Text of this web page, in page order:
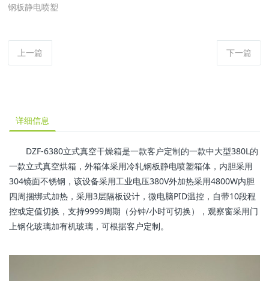
钢板静电喷塑
上一篇 下一篇
详细信息
DZF-6380立式真空干燥箱是一款客户定制的一款中大型380L的
一款立式真空烘箱，外箱体采用冷轧钢板静电喷塑箱体，内胆采用
304镜面不锈钢，该设备采用工业电压380V外加热采用4800W内胆
四周捆绑式加热，采用3层隔板设计，微电脑PID温控，自带10段程
控或定值切换，支持9999周期（分钟/小时可切换），观察窗采用门
上钢化玻璃加有机玻璃，可根据客户定制。